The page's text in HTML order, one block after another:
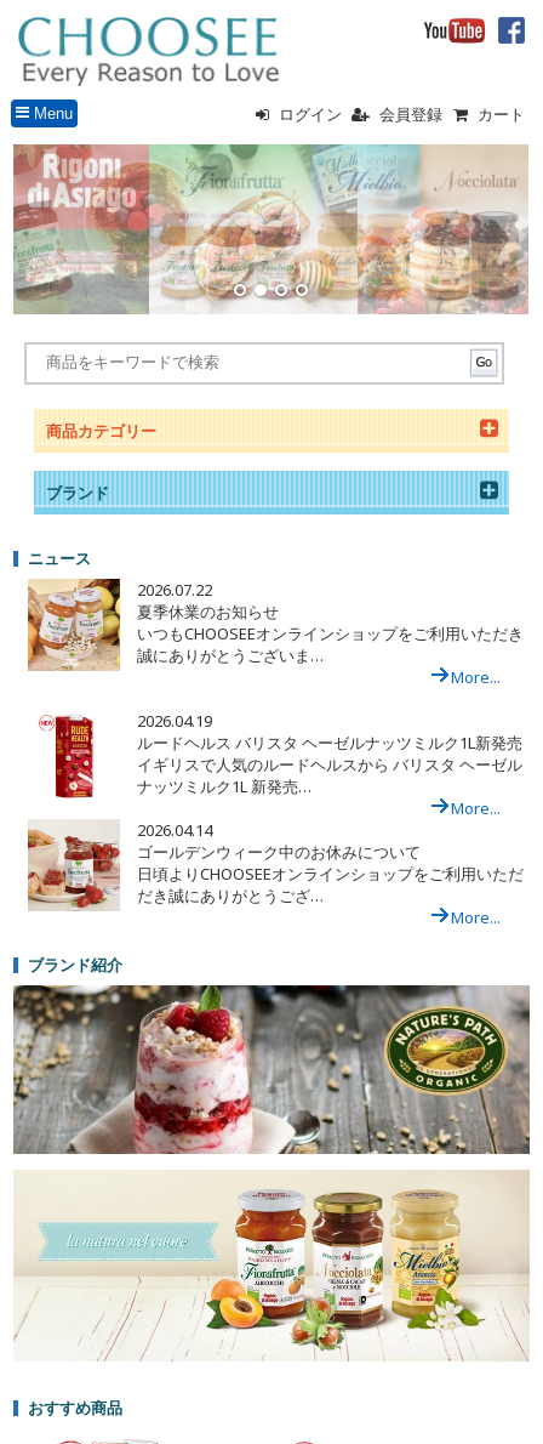
ログイン 会員登録 カート
Menu
商品カテゴリー
ブランド
ニュース
2026.07.22
夏季休業のお知らせ
いつもCHOOSEEオンラインショップをご利用いただき
誠にありがとうございま…
More...
2026.04.19
ルードヘルス バリスタ ヘーゼルナッツミルク1L新発売
イギリスで人気のルードヘルスから バリスタ ヘーゼル
ナッツミルク1L 新発売…
More...
2026.04.14
ゴールデンウィーク中のお休みについて
日頃よりCHOOSEEオンラインショップをご利用いただ
だき誠にありがとうござ…
More...
ブランド紹介
おすすめ商品